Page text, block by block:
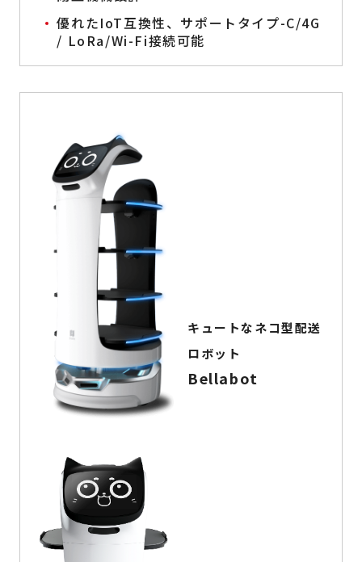
優れたIoT互換性、サポートタイプ-C/4G
/ LoRa/Wi-Fi接続可能
キュートなネコ型配送
ロボット
Bellabot